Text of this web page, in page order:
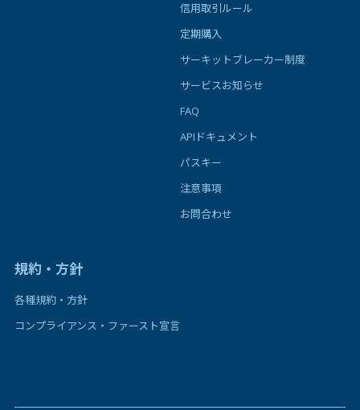
信用取引ルール
定期購入
サーキットブレーカー制度
サービスお知らせ
FAQ
APIドキュメント
パスキー
注意事項
お問合わせ
規約・方針
各種規約・方針
コンプライアンス・ファースト宣言